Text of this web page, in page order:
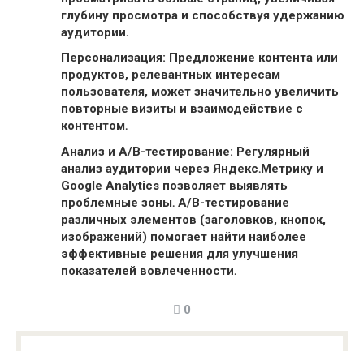
глубину просмотра и способствуя удержанию
аудитории․
Персонализация: Предложение контента или
продуктов, релевантных интересам
пользователя, может значительно увеличить
повторные визиты и взаимодействие с
контентом․
Анализ и A/B-тестирование: Регулярный
анализ аудитории через Яндекс․Метрику и
Google Analytics позволяет выявлять
проблемные зоны․ A/B-тестирование
различных элементов (заголовков, кнопок,
изображений) помогает найти наиболее
эффективные решения для улучшения
показателей вовлеченности․
0